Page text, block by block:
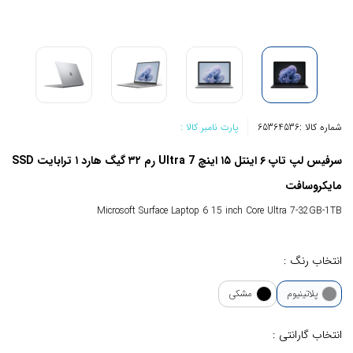
شماره کالا :65364536 پارت نامبر کالا :
سرفیس لپ تاپ ۶ اینتل ۱۵ اینچ Ultra 7 رم ۳۲ گیگ هارد ۱ ترابایت SSD
مایکروسافت
Microsoft Surface Laptop 6 15 inch Core Ultra 7-32GB-1TB
انتخاب رنگ :
پلاتینیوم مشکی
انتخاب گارانتی :